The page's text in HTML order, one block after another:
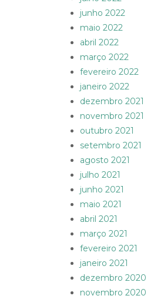
junho 2022
maio 2022
abril 2022
março 2022
fevereiro 2022
janeiro 2022
dezembro 2021
novembro 2021
outubro 2021
setembro 2021
agosto 2021
julho 2021
junho 2021
maio 2021
abril 2021
março 2021
fevereiro 2021
janeiro 2021
dezembro 2020
novembro 2020